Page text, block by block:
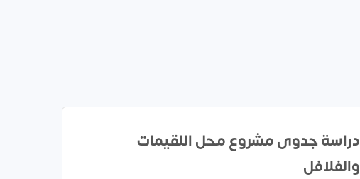
دراسة جدوى مشروع محل اللقيمات
والفلافل